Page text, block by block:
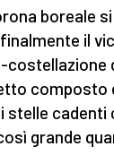
boreale
il
costellazione
composto
stelle cadenti
grande